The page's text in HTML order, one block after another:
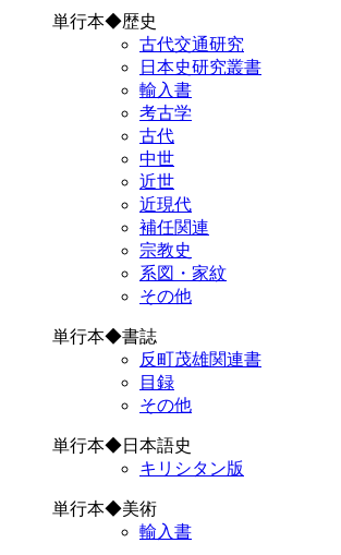
単行本◆歴史
古代交通研究
日本史研究叢書
輸入書
考古学
古代
中世
近世
近現代
補任関連
宗教史
系図・家紋
その他
単行本◆書誌
反町茂雄関連書
目録
その他
単行本◆日本語史
キリシタン版
単行本◆美術
輸入書